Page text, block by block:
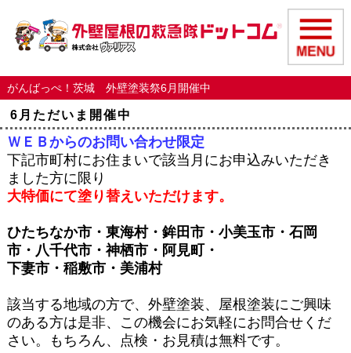
がんばっぺ！茨城 外壁塗装祭6月開催中
6月ただいま開催中
ＷＥＢからのお問い合わせ限定
下記市町村にお住まいで該当月にお申込みいただき
ました方に限り
大特価にて塗り替えいただけます。
ひたちなか市・東海村・鉾田市・小美玉市・石岡
市・八千代市・神栖市・阿見町・
下妻市・稲敷市・美浦村
該当する地域の方で、外壁塗装、屋根塗装にご興味
のある方は是非、この機会にお気軽にお問合せくだ
さい。もちろん、点検・お見積は無料です。